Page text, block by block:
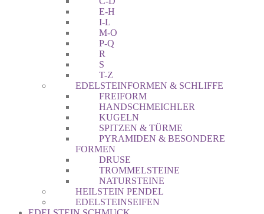
E-H
I-L
M-O
P-Q
R
S
T-Z
EDELSTEINFORMEN & SCHLIFFE
FREIFORM
HANDSCHMEICHLER
KUGELN
SPITZEN & TÜRME
PYRAMIDEN & BESONDERE
FORMEN
DRUSE
TROMMELSTEINE
NATURSTEINE
HEILSTEIN PENDEL
EDELSTEINSEIFEN